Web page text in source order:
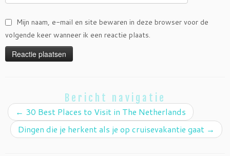
Mijn naam, e-mail en site bewaren in deze browser voor de
volgende keer wanneer ik een reactie plaats.
Bericht navigatie
← 30 Best Places to Visit in The Netherlands
Dingen die je herkent als je op cruisevakantie gaat →